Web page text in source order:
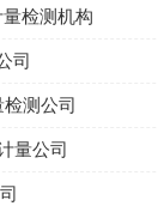
检测机构
司
测公司
量公司